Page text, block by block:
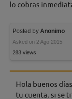
lo cobras
Posted by Anonimo
Asked on 2 Ago 2015
283 views
Hola buenos
tu cuenta, si se